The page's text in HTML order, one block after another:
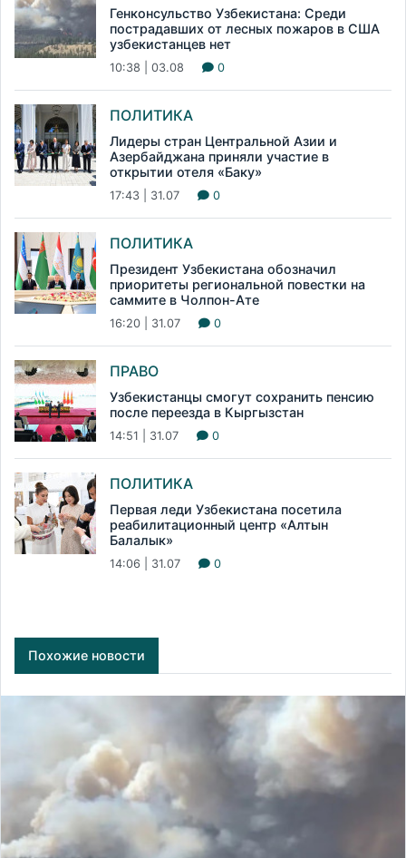
Генконсульство Узбекистана: Среди
пострадавших от лесных пожаров в США
узбекистанцев нет
10:38 | 03.08 0
ПОЛИТИКА
Лидеры стран Центральной Азии и
Азербайджана приняли участие в
открытии отеля «Баку»
17:43 | 31.07 0
ПОЛИТИКА
Президент Узбекистана обозначил
приоритеты региональной повестки на
саммите в Чолпон-Ате
16:20 | 31.07 0
ПРАВО
Узбекистанцы смогут сохранить пенсию
после переезда в Кыргызстан
14:51 | 31.07 0
ПОЛИТИКА
Первая леди Узбекистана посетила
реабилитационный центр «Алтын
Балалык»
14:06 | 31.07 0
Похожие новости